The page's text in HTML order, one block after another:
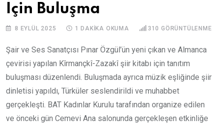
İçin Buluşma
8 EYLÜL 2025 1 DAKIKA OKUMA 310 GÖRÜNTÜLENME
Şair ve Ses Sanatçısı Pınar Özgül’ün yeni çıkan ve Almanca
çevirisi yapılan Kîrmançkî-Zazakî şiir kitabı için tanıtım
buluşması düzenlendi. Buluşmada ayrıca müzik eşliğinde şiir
dinletisi yapıldı, Türküler seslendirildi ve muhabbet
gerçekleşti. BAT Kadınlar Kurulu tarafından organize edilen
ve önceki gün Cemevi Ana salonunda gerçekleşen etkinliğe